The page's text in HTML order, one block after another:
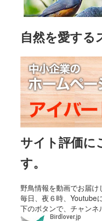
自然を愛する
サイト評価に
す。
野鳥情報を動画でお届け
毎日、夜６時、Youtube
下のボタンで、チャンネ